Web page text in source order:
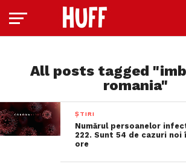
All posts tagged
romania"
ȘTIRI
Numărul persoanelor
222. Sunt 54 de cazuri noi
ore